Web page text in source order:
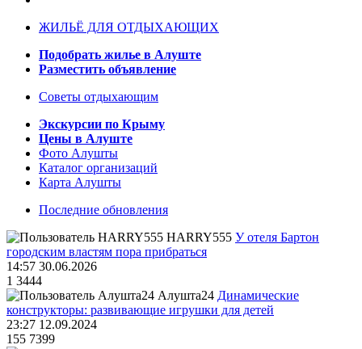
ЖИЛЬЁ ДЛЯ ОТДЫХАЮЩИХ
Подобрать жилье в Алуште
Разместить объявление
Советы отдыхающим
Экскурсии по Крыму
Цены в Алуште
Фото Алушты
Каталог организаций
Карта Алушты
Последние обновления
HARRY555 У отеля Бартон
городским властям пора прибраться
14:57 30.06.2026
1 3444
Алушта24 Динамические
конструкторы: развивающие игрушки для детей
23:27 12.09.2024
155 7399